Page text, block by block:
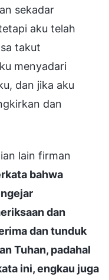
sekadar
aku telah
takut
menyadari
dan jika aku
dan
lain firman
bahwa
dan
dan tunduk
Tuhan, padahal
ini, engkau juga